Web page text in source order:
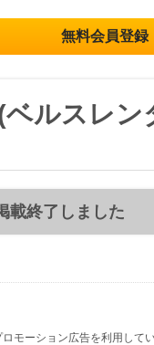
無料会員登録
ルスレン
載終了しました
モーション広告を利用して